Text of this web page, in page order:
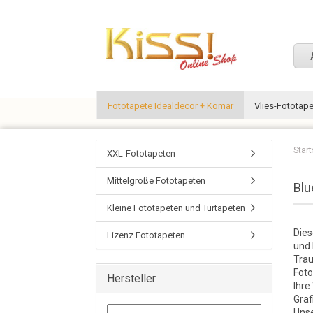
Fototapete Idealdecor + Komar Vlies-
und
XXL-Fototapeten
Mittelgroße Fototapeten
Kleine Fototapeten und Türtapeten
Lizenz Fototapeten
Hersteller